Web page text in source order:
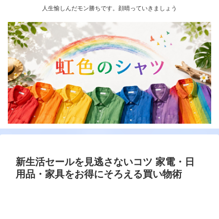
人生愉しんだモン勝ちです。顔晴っていきましょう
新生活セールを見逃さないコツ 家電・日
用品・家具をお得にそろえる買い物術